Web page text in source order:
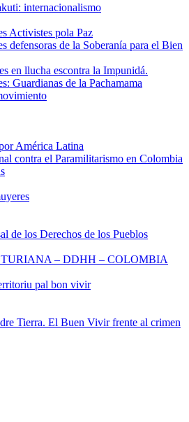
internacionalismo
Activistes pola Paz
defensoras de la Soberanía para el Bien
en llucha escontra la Impunidá.
Guardianas de la Pachamama
América Latina
contra el Paramilitarismo en Colombia
de los Derechos de los Pueblos
– DDHH – COLOMBIA
pal bon vivir
Tierra. El Buen Vivir frente al crimen